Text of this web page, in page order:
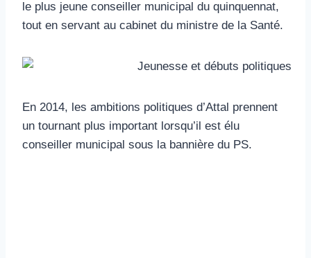
le plus jeune conseiller municipal du quinquennat,
tout en servant au cabinet du ministre de la Santé.
En 2014, les ambitions politiques d’Attal prennent
un tournant plus important lorsqu’il est élu
conseiller municipal sous la bannière du PS.